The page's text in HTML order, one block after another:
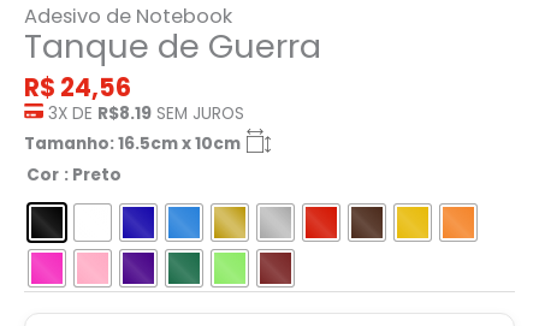
Adesivo de Notebook
Tanque de Guerra
R$ 24,56
3X DE R$8.19 SEM JUROS
Tamanho: 16.5cm x 10cm
Cor : Preto